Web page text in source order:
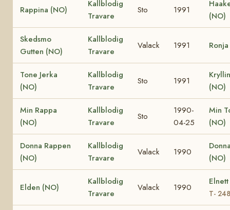
Rappina (NO)
Kallblodig
Travare
Sto 1991
(NO)
Skedsmo
Gutten (NO)
Kallblodig
Travare
Valack 1991
Tone Jerka
(NO)
Kallblodig
Travare
Sto 1991
(NO)
Min Rappa
(NO)
Kallblodig
Travare
Sto
1990-
04-25
Min
(NO)
Donna Rappen
(NO)
Kallblodig
Travare
Valack 1990
(NO)
Elden (NO)
Kallblodig
Travare
Valack 1990
T-